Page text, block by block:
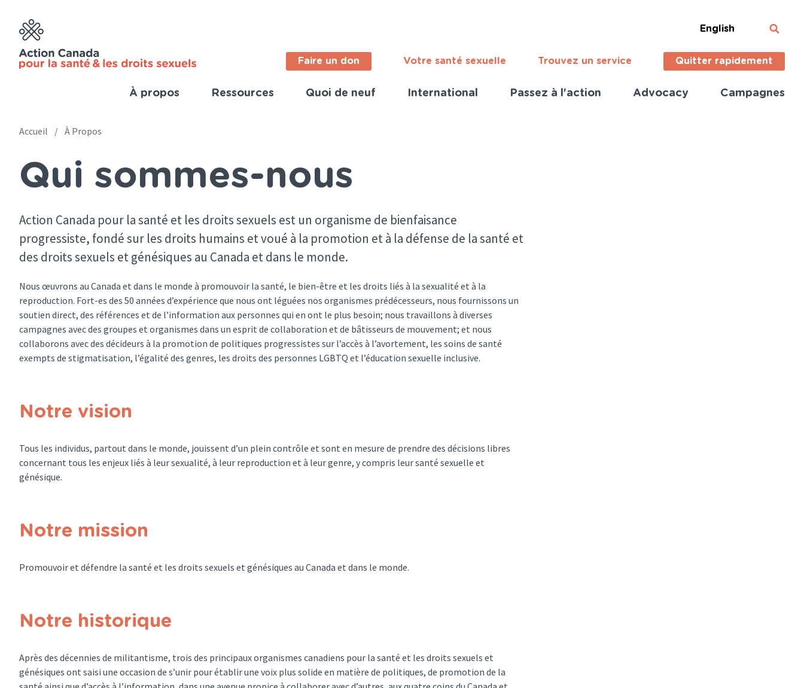
content
English
(French)
Faire un don Votre santé sexuelle Trouvez un service Quitter rapidement
navigation
À propos Ressources Quoi de neuf International Passez à l'action Advocacy Campagnes
Breadcrumb
Accueil À Propos
Qui sommes-nous
Action Canada pour la santé et les droits sexuels est un organisme de bienfaisance
progressiste, fondé sur les droits humains et voué à la promotion et à la défense de la santé et
des droits sexuels et génésiques au Canada et dans le monde.
Nous œuvrons au Canada et dans le monde à promouvoir la santé, le bien-être et les droits liés à la sexualité et à la
reproduction. Fort-es des 50 années d’expérience que nous ont léguées nos organismes prédécesseurs, nous fournissons un
soutien direct, des références et de l’information aux personnes qui en ont le plus besoin; nous travaillons à diverses
campagnes avec des groupes et organismes dans un esprit de collaboration et de bâtisseurs de mouvement; et nous
collaborons avec des décideurs à la promotion de politiques progressistes sur l’accès à l’avortement, les soins de santé
exempts de stigmatisation, l’égalité des genres, les droits des personnes LGBTQ et l’éducation sexuelle inclusive.
Notre vision
Tous les individus, partout dans le monde, jouissent d’un plein contrôle et sont en mesure de prendre des décisions libres
concernant tous les enjeux liés à leur sexualité, à leur reproduction et à leur genre, y compris leur santé sexuelle et
génésique.
Notre mission
Promouvoir et défendre la santé et les droits sexuels et génésiques au Canada et dans le monde.
Notre historique
Après des décennies de militantisme, trois des principaux organismes canadiens pour la santé et les droits sexuels et
génésiques ont saisi une occasion de s’unir pour établir une voix plus solide en matière de politiques, de promotion de la